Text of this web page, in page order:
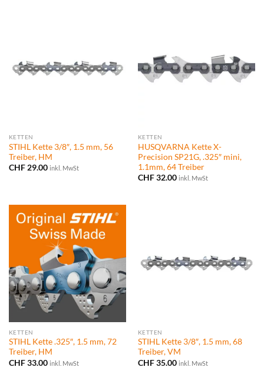
KETTEN
STIHL Kette 3/8″, 1.5 mm, 56
Treiber, HM
CHF29.00 inkl. MwSt
KETTEN
HUSQVARNA Kette X-
Precision SP21G, .325″ mini,
1.1mm, 64 Treiber
CHF32.00 inkl. MwSt
KETTEN
STIHL Kette .325″, 1.5 mm, 72
Treiber, HM
CHF33.00 inkl. MwSt
KETTEN
STIHL Kette 3/8″, 1.5 mm, 68
Treiber, VM
CHF35.00 inkl. MwSt